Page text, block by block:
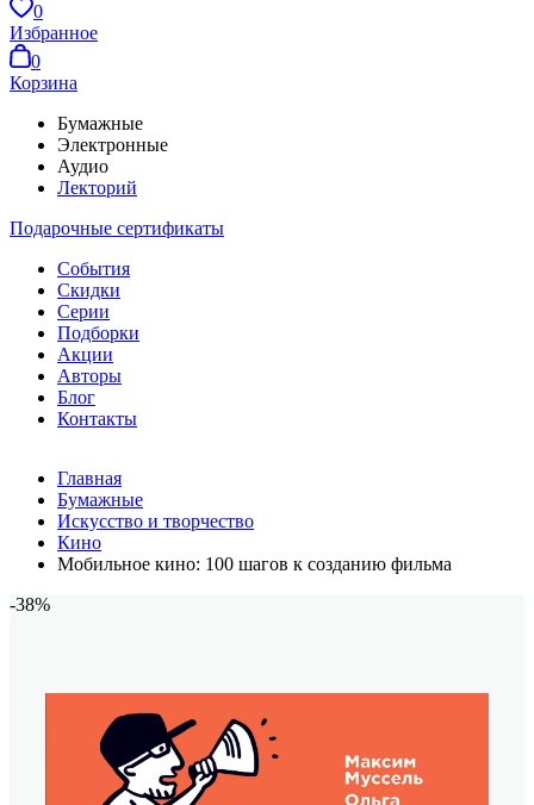
0
Избранное
0
Корзина
Бумажные
Электронные
Аудио
Лекторий
Подарочные сертификаты
События
Скидки
Серии
Подборки
Акции
Авторы
Блог
Контакты
Главная
Бумажные
Искусство и творчество
Кино
Мобильное кино: 100 шагов к созданию фильма
-38%